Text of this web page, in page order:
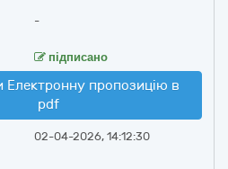
-
підписано
Електронну пропозицію в
pdf
02-04-2026, 14:12:30